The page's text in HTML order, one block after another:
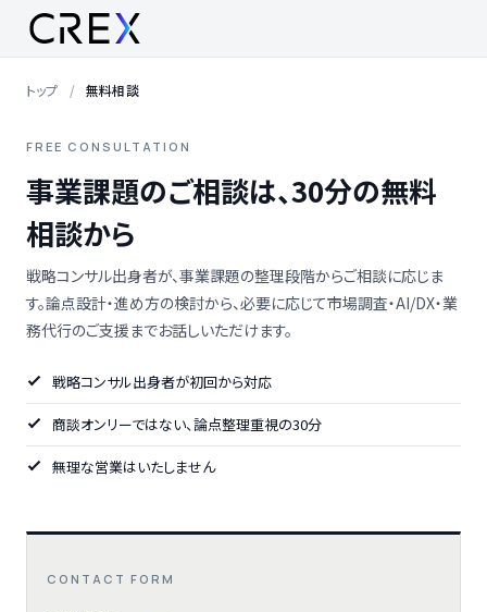
トップ 無料相談
FREE CONSULTATION
事業課題のご相談は、30分の無料
相談から
戦略コンサル出身者が、事業課題の整理段階からご相談に応じま
す。論点設計・進め方の検討から、必要に応じて市場調査・AI/DX・業
務代行のご支援までお話しいただけます。
戦略コンサル出身者が初回から対応
商談オンリーではない、論点整理重視の30分
無理な営業はいたしません
CONTACT FORM